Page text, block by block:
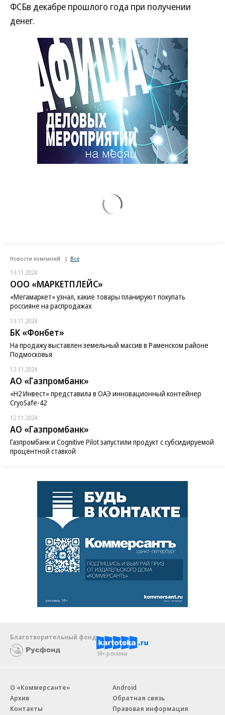
ФСБв декабре прошлого года при получении
денег.
Новости компаний Все
13.11.2024
ООО «МАРКЕТПЛЕЙС»
«Мегамаркет» узнал, какие товары планируют покупать
россияне на распродажах
13.11.2024
БК «Фонбет»
На продажу выставлен земельный массив в Раменском районе
Подмосковья
12.11.2024
АО «Газпромбанк»
«H2 Инвест» представила в ОАЭ инновационный контейнер
CryoSafe-42
12.11.2024
АО «Газпромбанк»
Газпромбанк и Cognitive Pilot запустили продукт с субсидируемой
процентной ставкой
Благотворительный фонд
18+ реклама
О «Коммерсанте»
Архив
Контакты
Android
Обратная связь
Правовая информация